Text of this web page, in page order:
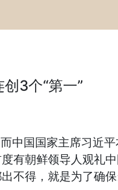
3个“第一”
中国国家主席习近
有朝鲜领导人观礼
不得，就是为了确保